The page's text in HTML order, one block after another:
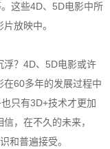
这些4D、5D电影中所
放映中。
浮？4D、5D电影或许
60多年的发展过程中
只有3D+技术才更加
，在不久的未来，
和普遍接受。